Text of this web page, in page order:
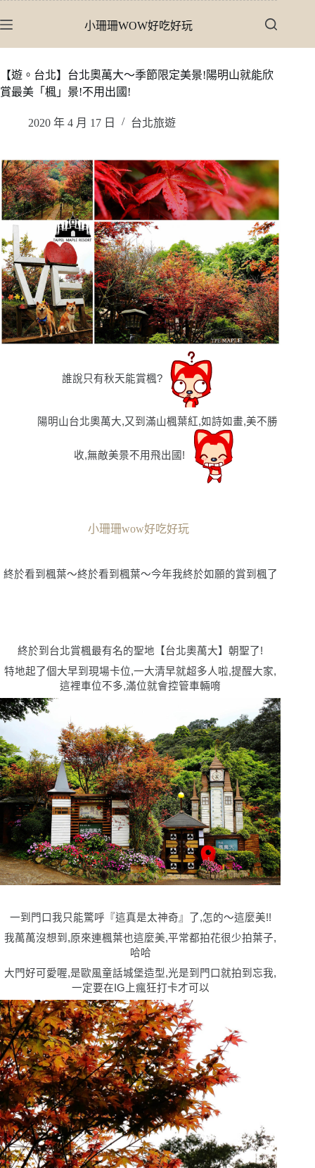
至
內
容
小珊珊WOW好吃好玩
【遊。台北】台北奧萬大〜季節限定美景!陽明山就能欣
賞最美「楓」景!不用出國!
2020 年 4 月 17 日 台北旅遊
誰說只有秋天能賞楓?
陽明山台北奧萬大,又到滿山楓葉紅,如詩如畫,美不勝
收,無敵美景不用飛出國!
小珊珊wow好吃好玩
終於看到楓葉〜終於看到楓葉〜今年我終於如願的賞到楓了
終於到台北賞楓最有名的聖地【台北奧萬大】朝聖了!
特地起了個大早到現場卡位,一大清早就超多人啦,提醒大家,
這裡車位不多,滿位就會控管車輛唷
一到門口我只能驚呼『這真是太神奇』了,怎的〜這麼美!!
我萬萬沒想到,原來連楓葉也這麼美,平常都拍花很少拍葉子,
哈哈
大門好可愛喔,是歐風童話城堡造型,光是到門口就拍到忘我,
一定要在IG上瘋狂打卡才可以